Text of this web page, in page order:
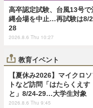
高卒認定試験、台風13号で
縄会場を中止…再試験は8/
28
2026.8.6 Thu 10:27
教育イベント
【夏休み2026】マイクロ
トなど訪問「はたらくえす
と」8/24-29…大学生対象
2026.8.6 Thu 9:45